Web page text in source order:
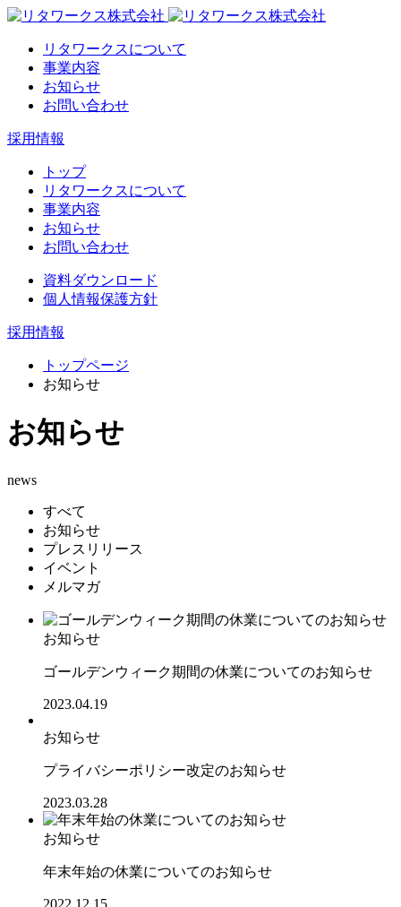
リタワークスについて
事業内容
お知らせ
お問い合わせ
採用情報
トップ
リタワークスについて
事業内容
お知らせ
お問い合わせ
資料ダウンロード
個人情報保護方針
採用情報
トップページ
お知らせ
お知らせ
news
すべて
お知らせ
プレスリリース
イベント
メルマガ
お知らせ
ゴールデンウィーク期間の休業についてのお知らせ
2023.04.19
お知らせ
プライバシーポリシー改定のお知らせ
2023.03.28
お知らせ
年末年始の休業についてのお知らせ
2022.12.15